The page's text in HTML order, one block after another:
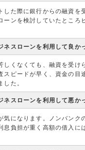
した際に銀行からの融資を
ーンを検討していたところ
ネスローンを利用して良か
しくなくても、融資を受け
スピードが早く、資金の目
した。
ネスローンを利用して悪か
気になります。ノンバンク
息負担が重く高額の借入に